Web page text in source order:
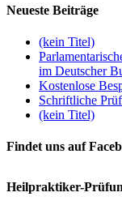
Neueste Beiträge
(kein Titel)
im Deutscher
Kostenlose
Schriftliche
(kein Titel)
Findet uns auf
Heilpraktiker-